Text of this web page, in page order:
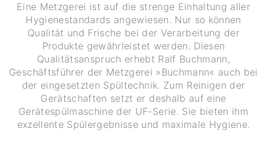
Eine Metzgerei ist auf die strenge Einhaltung aller
Hygienestandards angewiesen. Nur so können
Qualität und Frische bei der Verarbeitung der
Produkte gewährleistet werden. Diesen
Qualitätsanspruch erhebt Ralf Buchmann,
Geschäftsführer der Metzgerei »Buchmann« auch bei
der eingesetzten Spültechnik. Zum Reinigen der
Gerätschaften setzt er deshalb auf eine
Gerätespülmaschine der UF-Serie. Sie bieten ihm
exzellente Spülergebnisse und maximale Hygiene.